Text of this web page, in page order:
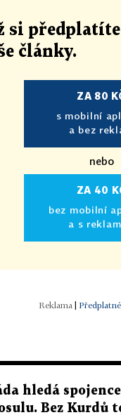
si
články.
ZA 80
s mobilní
a bez
nebo
ZA 40
bez mobilní
a s
|
hledá
Bez Kurdů